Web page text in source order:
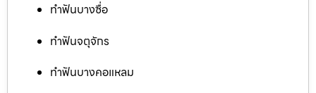
ทำฟันบางซื่อ
ทำฟันจตุจักร
ทำฟันบางคอแหลม